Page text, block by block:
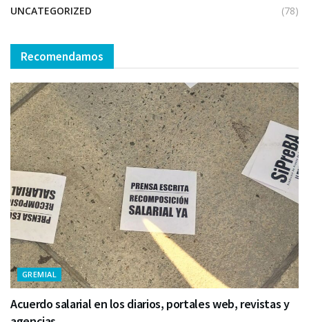
UNCATEGORIZED
(78)
Recomendamos
GREMIAL
Acuerdo salarial en los diarios, portales web, revistas y